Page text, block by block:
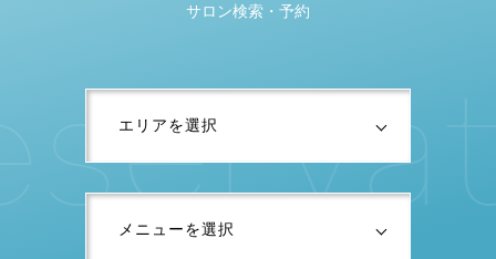
サロン検索・予約
servat